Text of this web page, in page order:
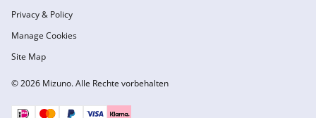
© 2026 Mizuno. Alle Rechte vorbehalten
Privacy & Policy
Manage Cookies
Site Map